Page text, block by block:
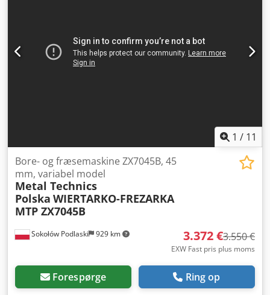
1 / 11
Sokołów Podlaski 929 km
Bore- og fræsemaskine ZX7045B, 45
mm, variabel model
Metal Technics
Polska WIERTARKO-FREZARKA
MTP ZX7045B
3.372 €3.550 €
EXW Fast pris plus moms
Forespørge Ring op